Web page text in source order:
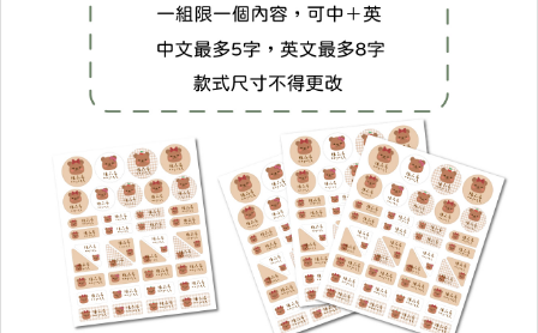
泡芙體
ZOO體
胖西瘦瘦
胖西澎澎